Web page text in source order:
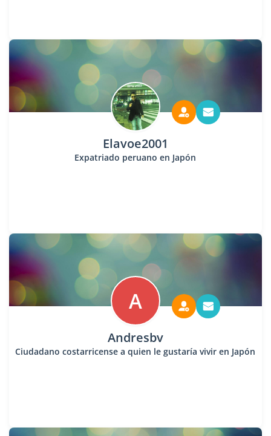
Elavoe2001
Expatriado peruano en Japón
A
Andresbv
Ciudadano costarricense a quien le gustaría vivir en Japón